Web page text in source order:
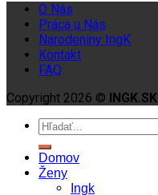
O Nás
Práca u Nás
Narodeniny IngK
Kontakt
FAQ
Copyright 2026 © INGK.SK
Domov
Ženy
Ingk